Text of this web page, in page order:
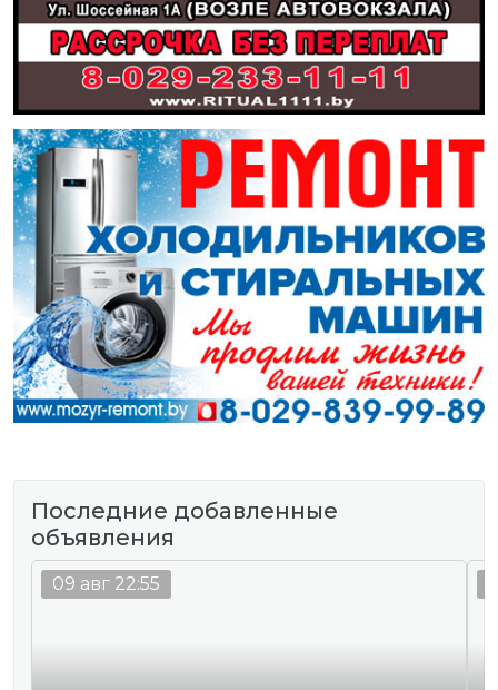
Последние добавленные
объявления
09 авг 22:55